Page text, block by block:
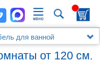
для ванной
от 120 см.